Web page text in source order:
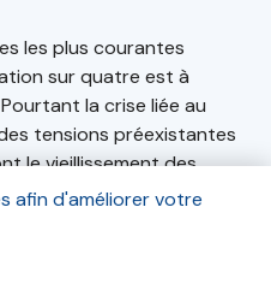
les plus courantes
sur quatre est à
la crise liée au
tensions préexistantes
le vieillissement des
Pour continuer
Certains
sport un moyen pour
afin d'améliorer votre